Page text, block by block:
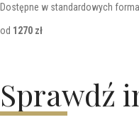
Dostępne w standardowych
od 1270 zł
Sprawdź